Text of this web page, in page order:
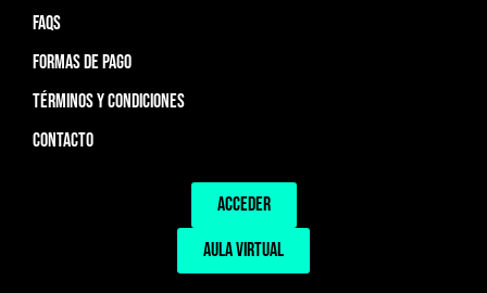
FAQS
FORMAS DE PAGO
TÉRMINOS Y CONDICIONES
CONTACTO
ACCEDER
AULA VIRTUAL